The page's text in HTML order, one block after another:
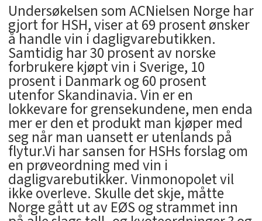
Undersøkelsen som ACNielsen Norge har
gjort for HSH, viser at 69 prosent ønsker
å handle vin i dagligvarebutikken.
Samtidig har 30 prosent av norske
forbrukere kjøpt vin i Sverige, 10
prosent i Danmark og 60 prosent
utenfor Skandinavia. Vin er en
lokkevare for grensekundene, men enda
mer er den et produkt man kjøper med
seg når man uansett er utenlands på
flytur.Vi har sansen for HSHs forslag om
en prøveordning med vin i
dagligvarebutikker. Vinmonopolet vil
ikke overleve. Skulle det skje, måtte
Norge gått ut av EØS og strammet inn